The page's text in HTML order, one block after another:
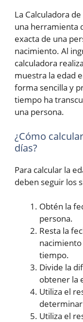
La Calculadora
una herramienta
exacta de una
nacimiento. Al
calculadora
muestra la edad
forma sencilla y
tiempo ha
una persona.
¿Cómo
días?
Para calcular la
deben seguir los
Obtén la
persona.
Resta la
tiempo.
Divide la
obtener la
Utiliza el
Utiliza el